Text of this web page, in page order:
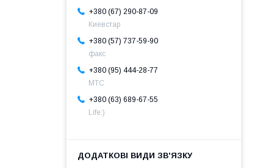
+380 (67) 290-87-09
Киевстар
+380 (57) 737-59-90
факс
+380 (95) 444-28-77
МТС
+380 (63) 689-67-55
Life:)